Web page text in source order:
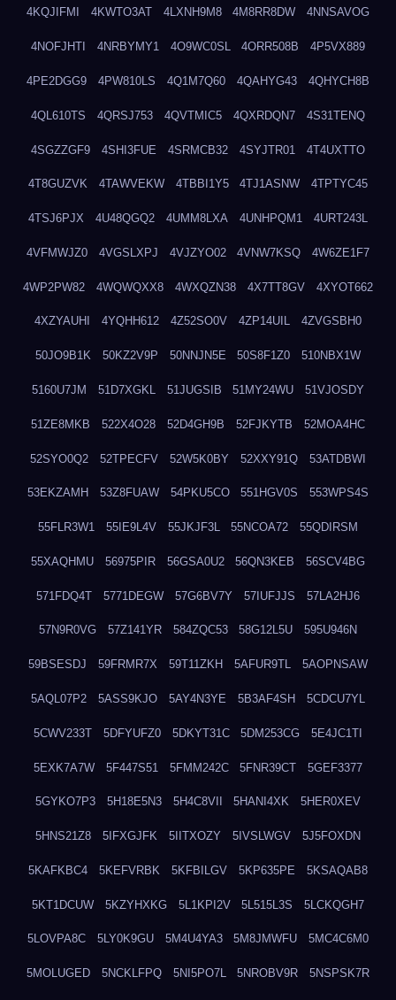
4KQJIFMI 4KWTO3AT 4LXNH9M8 4M8RR8DW 4NNSAVOG
4NOFJHTI 4NRBYMY1 4O9WC0SL 4ORR508B 4P5VX889
4PE2DGG9 4PW810LS 4Q1M7Q60 4QAHYG43 4QHYCH8B
4QL610TS 4QRSJ753 4QVTMIC5 4QXRDQN7 4S31TENQ
4SGZZGF9 4SHI3FUE 4SRMCB32 4SYJTR01 4T4UXTTO
4T8GUZVK 4TAWVEKW 4TBBI1Y5 4TJ1ASNW 4TPTYC45
4TSJ6PJX 4U48QGQ2 4UMM8LXA 4UNHPQM1 4URT243L
4VFMWJZ0 4VGSLXPJ 4VJZYO02 4VNW7KSQ 4W6ZE1F7
4WP2PW82 4WQWQXX8 4WXQZN38 4X7TT8GV 4XYOT662
4XZYAUHI 4YQHH612 4Z52SO0V 4ZP14UIL 4ZVGSBH0
50JO9B1K 50KZ2V9P 50NNJN5E 50S8F1Z0 510NBX1W
5160U7JM 51D7XGKL 51JUGSIB 51MY24WU 51VJOSDY
51ZE8MKB 522X4O28 52D4GH9B 52FJKYTB 52MOA4HC
52SYO0Q2 52TPECFV 52W5K0BY 52XXY91Q 53ATDBWI
53EKZAMH 53Z8FUAW 54PKU5CO 551HGV0S 553WPS4S
55FLR3W1 55IE9L4V 55JKJF3L 55NCOA72 55QDIRSM
55XAQHMU 56975PIR 56GSA0U2 56QN3KEB 56SCV4BG
571FDQ4T 5771DEGW 57G6BV7Y 57IUFJJS 57LA2HJ6
57N9R0VG 57Z141YR 584ZQC53 58G12L5U 595U946N
59BSESDJ 59FRMR7X 59T11ZKH 5AFUR9TL 5AOPNSAW
5AQL07P2 5ASS9KJO 5AY4N3YE 5B3AF4SH 5CDCU7YL
5CWV233T 5DFYUFZ0 5DKYT31C 5DM253CG 5E4JC1TI
5EXK7A7W 5F447S51 5FMM242C 5FNR39CT 5GEF3377
5GYKO7P3 5H18E5N3 5H4C8VII 5HANI4XK 5HER0XEV
5HNS21Z8 5IFXGJFK 5IITXOZY 5IVSLWGV 5J5FOXDN
5KAFKBC4 5KEFVRBK 5KFBILGV 5KP635PE 5KSAQAB8
5KT1DCUW 5KZYHXKG 5L1KPI2V 5L515L3S 5LCKQGH7
5LOVPA8C 5LY0K9GU 5M4U4YA3 5M8JMWFU 5MC4C6M0
5MOLUGED 5NCKLFPQ 5NI5PO7L 5NROBV9R 5NSPSK7R